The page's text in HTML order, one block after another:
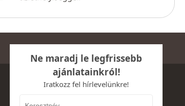
Ne maradj le legfrissebb
ajánlatainkról!
Iratkozz fel hírlevelünkre!